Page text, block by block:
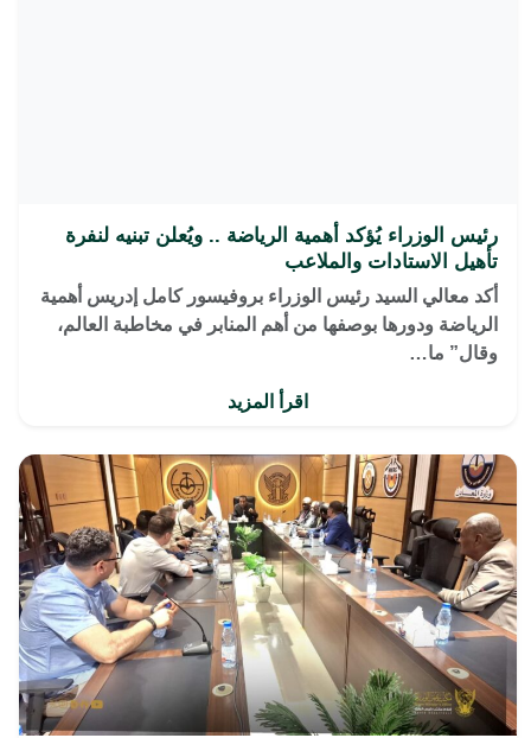
رئيس الوزراء يُؤكد أهمية الرياضة .. ويُعلن تبنيه لنفرة
تأهيل الاستادات والملاعب
أكد معالي السيد رئيس الوزراء بروفيسور كامل إدريس أهمية
الرياضة ودورها بوصفها من أهم المنابر في مخاطبة العالم،
وقال” ما…
اقرأ المزيد